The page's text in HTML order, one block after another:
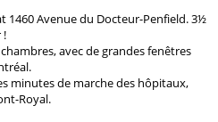
Avenue du Docteur-Penfield. 3½
!
avec de grandes fenêtres
minutes de marche des hôpitaux,
Royal.